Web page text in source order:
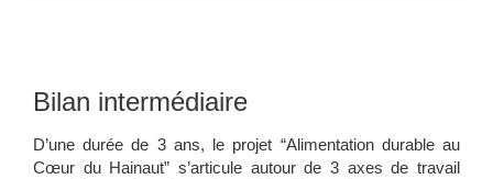
Bilan inter­mé­diaire
D’une durée de 3 ans, le pro­jet “Ali­men­ta­tion durable au
Cœur du Hai­naut” s’ar­ti­cule autour de 3 axes de tra­vail